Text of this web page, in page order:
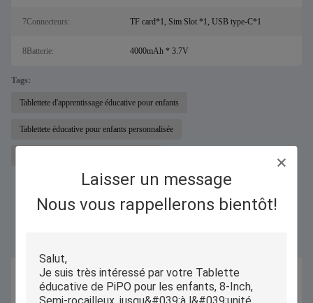
Laisser un message
Nous vous rappellerons bientôt!
7Connecteurs: TF card*1, Sim Slot *1, USB type-C*1
8Batterie: 4000mAh * 3.7V
Tags:
Tablettete d'apprentissage éducative pour enfants
Tablettete éducative pour enfants personnalisée
Similar Products